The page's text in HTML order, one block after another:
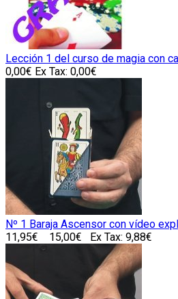
Lección 1 del curso de magia con
0,00€ Ex Tax: 0,00€
Nº 1 Baraja Ascensor con vídeo
11,95€
15,00€ Ex Tax: 9,88€